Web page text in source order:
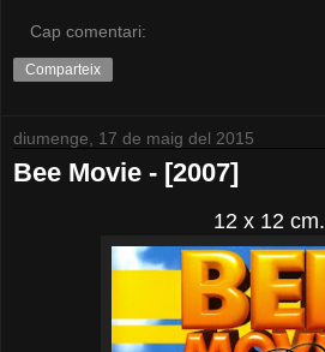
Cap comentari:
Comparteix
diumenge, 17 de maig del 2015
Bee Movie - [2007]
12 x 12 cm.